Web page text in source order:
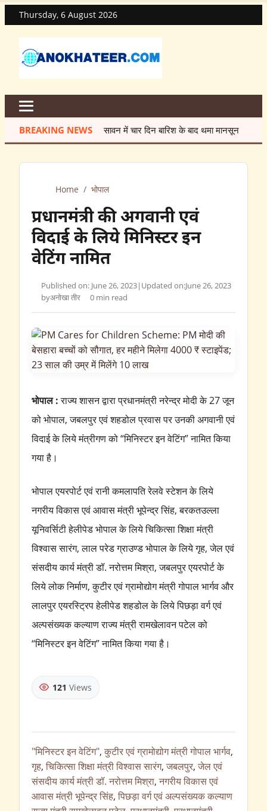
Thursday, 6 August 2026
BREAKING NEWSसावन में चार दिन बारिश के बाद थमा मानसून ★ मेंटेनेंस के
Home / भोपाल
प्रधानमंत्री की अगवानी एवं
विदाई के लिये मिनिस्टर इन
वेटिंग नामित
Published on: June 26, 2023| Updated on:June 26, 2023
byअनोखा तीर 0 min read
भोपाल :राज्य शासन द्वारा प्रधानमंत्री नरेन्द्र मोदी के 27 जून
को भोपाल, जबलपुर एवं शहडोल प्रवास पर उनकी अगवानी एवं
विदाई के लिये मंत्रीगण को “मिनिस्टर इन वेटिंग” नामित किया
गया है।
भोपाल एयरपोर्ट एवं रानी कमलापति रेलवे स्टेशन के लिये
नगरीय विकास एवं आवास मंत्री भूपेन्द्र सिंह, बरकतउल्ला
यूनिवर्सिटी हेलीपेड भोपाल के लिये चिकित्सा शिक्षा मंत्री
विश्वास सारंग, लाल परेड ग्राउण्ड भोपाल के लिये गृह, जेल एवं
संसदीय कार्य मंत्री डॉ. नरोत्तम मिश्रा, जबलपुर एयरपोर्ट के
लिये लोक निर्माण, कुटीर एवं ग्रामोद्योग मंत्री गोपाल भार्गव और
लालपुर एयरस्ट्रिप हेलीपेड शहडोल के लिये पिछड़ा वर्ग एवं
अल्पसंख्यक कल्याण राज्य मंत्री रामखेलावन पटेल को
“मिनिस्टर इन वेटिंग” नामित किया गया है।
121 Views
"मिनिस्टर इन वेटिंग", कुटीर एवं ग्रामोद्योग मंत्री गोपाल भार्गव,
गृह, चिकित्सा शिक्षा मंत्री विश्वास सारंग, जबलपुर, जेल एवं
संसदीय कार्य मंत्री डॉ. नरोत्तम मिश्रा, नगरीय विकास एवं
आवास मंत्री भूपेन्द्र सिंह, पिछड़ा वर्ग एवं अल्पसंख्यक कल्याण